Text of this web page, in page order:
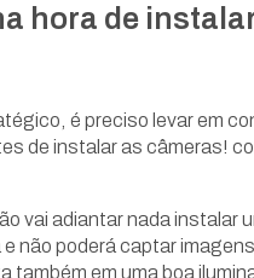
hora de
é preciso levar em
de instalar as câmeras!
vai adiantar nada instalar
não poderá captar
também em uma boa